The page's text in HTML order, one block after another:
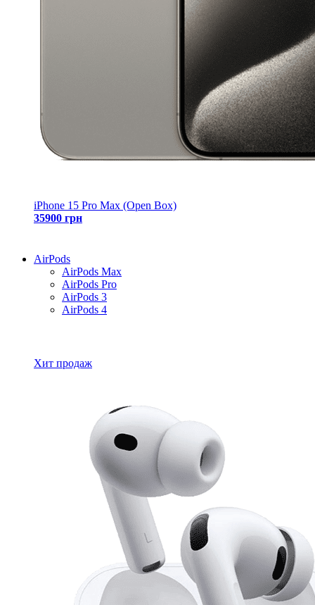
iPhone 15 Pro Max (Open Box)
35900 грн
AirPods
AirPods Max
AirPods Pro
AirPods 3
AirPods 4
Хит продаж